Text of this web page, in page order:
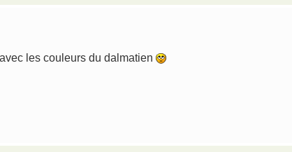
les couleurs du dalmatien